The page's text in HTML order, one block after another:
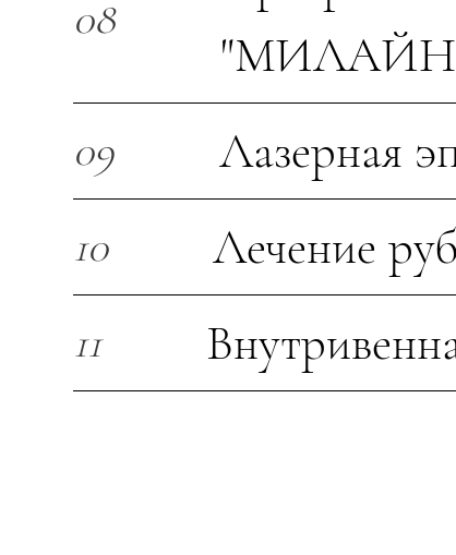
08
"МИЛАЙН"
09 Лазерная
10 Лечение
11